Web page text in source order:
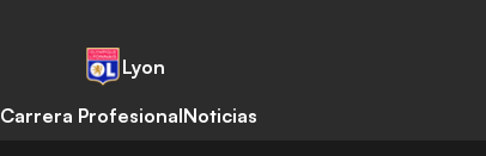
Lyon
Carrera ProfesionalNoticias